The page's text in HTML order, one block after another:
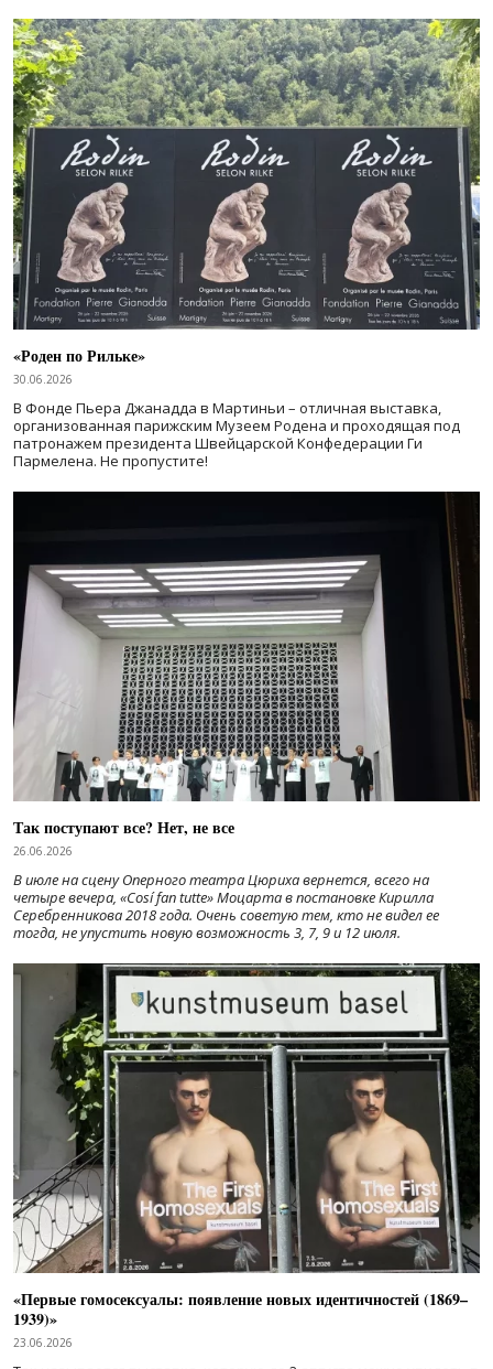
«Роден по Рильке»
30.06.2026
В Фонде Пьера Джанадда в Мартиньи – отличная выставка,
организованная парижским Музеем Родена и проходящая под
патронажем президента Швейцарской Конфедерации Ги
Пармелена. Не пропустите!
Так поступают все? Нет, не все
26.06.2026
В июле на сцену Оперного театра Цюриха вернется, всего на
четыре вечера, «Cosí fan tutte» Моцарта в постановке Кирилла
Серебренникова 2018 года. Очень советую тем, кто не видел ее
тогда, не упустить новую возможность 3, 7, 9 и 12 июля.
«Первые гомосексуалы: появление новых идентичностей (1869–
1939)»
23.06.2026